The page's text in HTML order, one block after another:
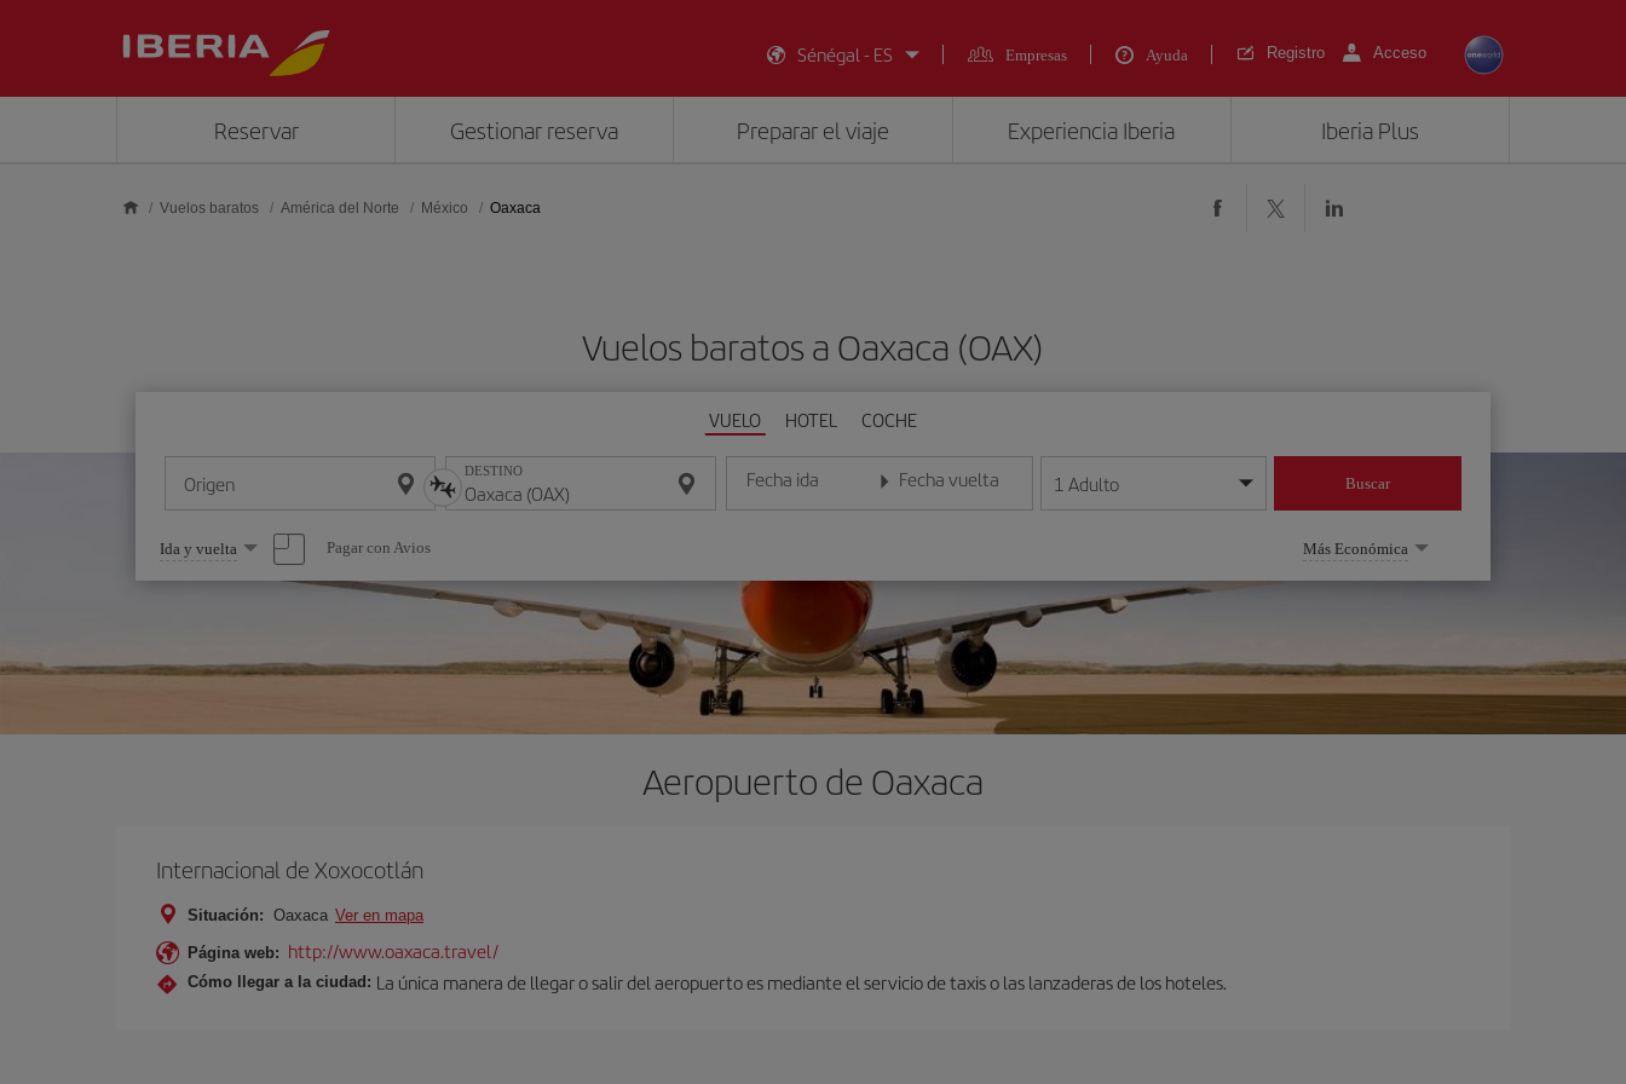
Sénégal - ES
Empresas Ayuda Registro Acceso
Reservar Gestionar reserva Preparar el viaje Experiencia Iberia Iberia Plus
Vuelos baratos América del Norte México Oaxaca
Vuelos baratos a Oaxaca (OAX)
VUELO HOTEL COCHE
Origen DESTINO Fecha ida
Introduce la fecha en formato día/mes/año
Fecha vuelta
Introduce la fecha en formato día/mes/año
1 Adulto Buscar
Seleccione
una
opción
Ida y vuelta Pagar con Avios Más Económica
Aeropuerto de Oaxaca
Internacional de Xoxocotlán
Situación: Oaxaca Ver en mapa
Página web: http://www.oaxaca.travel/
Cómo llegar a la ciudad: La única manera de llegar o salir del aeropuerto es mediante el servicio de taxis o las lanzaderas de los hoteles.